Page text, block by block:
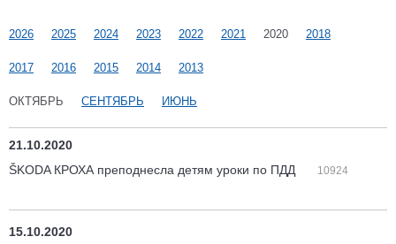
2026 2025 2024 2023 2022 2021 2020 2018
2017 2016 2015 2014 2013
ОКТЯБРЬ СЕНТЯБРЬ ИЮНЬ
21.10.2020
ŠKODA КРОХА преподнесла детям уроки по ПДД
10924
15.10.2020
Наши мероприятия
Статьи